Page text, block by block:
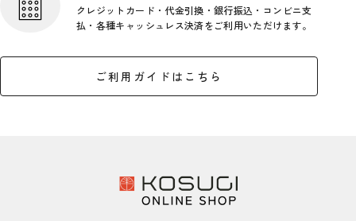
クレジットカード・代金引換・銀行振込・コンビニ支
払・各種キャッシュレス決済をご利用いただけます。
ご利用ガイドはこちら